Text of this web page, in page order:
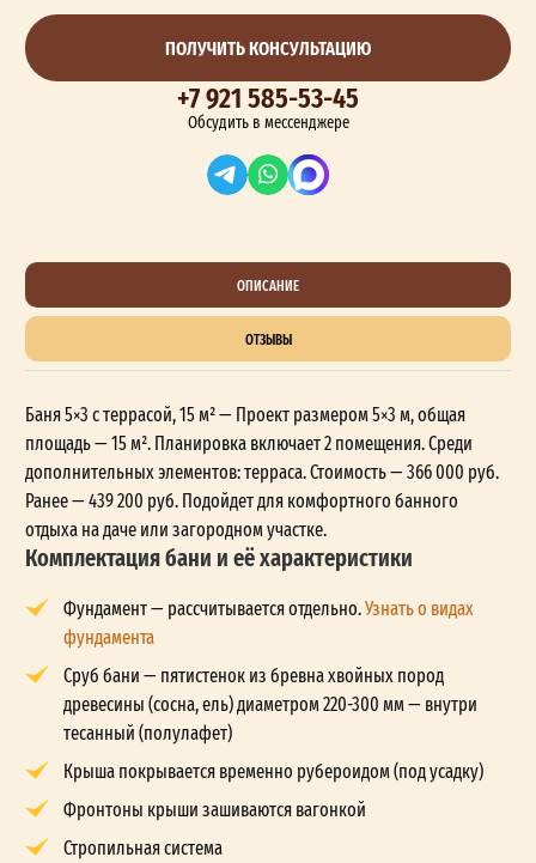
ПОЛУЧИТЬ КОНСУЛЬТАЦИЮ
+7 921 585-53-45
Обсудить в мессенджере
ОПИСАНИЕ
ОТЗЫВЫ
Баня 5×3 с террасой, 15 м² — Проект размером 5×3 м, общая
площадь — 15 м². Планировка включает 2 помещения. Среди
дополнительных элементов: терраса. Стоимость — 366 000 руб.
Ранее — 439 200 руб. Подойдет для комфортного банного
отдыха на даче или загородном участке.
Комплектация бани и её характеристики
Фундамент — рассчитывается отдельно.Узнать о видах
фундамента
Сруб бани — пятистенок из бревна хвойных пород
древесины (сосна, ель) диаметром 220-300 мм — внутри
тесанный (полулафет)
Крыша покрывается временно рубероидом (под усадку)
Фронтоны крыши зашиваются вагонкой
Стропильная система